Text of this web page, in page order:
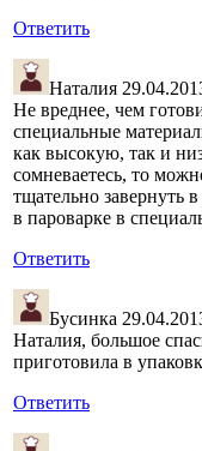
Ответить
Наталия
Не вреднее, чем
специальные
как высокую, так и
сомневаетесь, то
тщательно завернуть
в пароварке в
Ответить
Бусинка
Наталия, большое
приготовила в
Ответить